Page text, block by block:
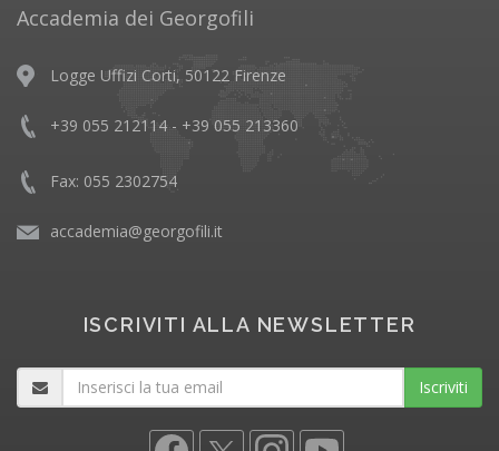
Accademia dei Georgofili
Logge Uffizi Corti, 50122 Firenze
+39 055 212114 - +39 055 213360
Fax: 055 2302754
accademia@georgofili.it
ISCRIVITI ALLA NEWSLETTER
Iscriviti